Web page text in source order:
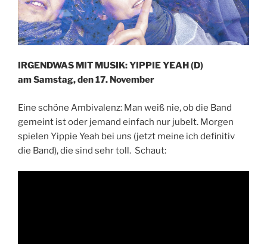
IRGENDWAS MIT MUSIK: YIPPIE YEAH (D)
am Samstag, den 17. November
Eine schöne Ambivalenz: Man weiß nie, ob die Band
gemeint ist oder jemand einfach nur jubelt. Morgen
spielen Yippie Yeah bei uns (jetzt meine ich definitiv
die Band), die sind sehr toll. Schaut: